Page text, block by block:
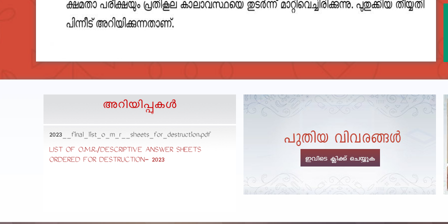
അറിയിപ്പുകള്‍
2023__final_list_o_m_r__sheets_for_destruction.pdf
LIST OF O.M.R./DESCRIPTIVE ANSWER SHEETS
ORDERED FOR DESTRUCTION- 2023
DEPARTMENTAL TEST - JANUARY 2026 -Date of